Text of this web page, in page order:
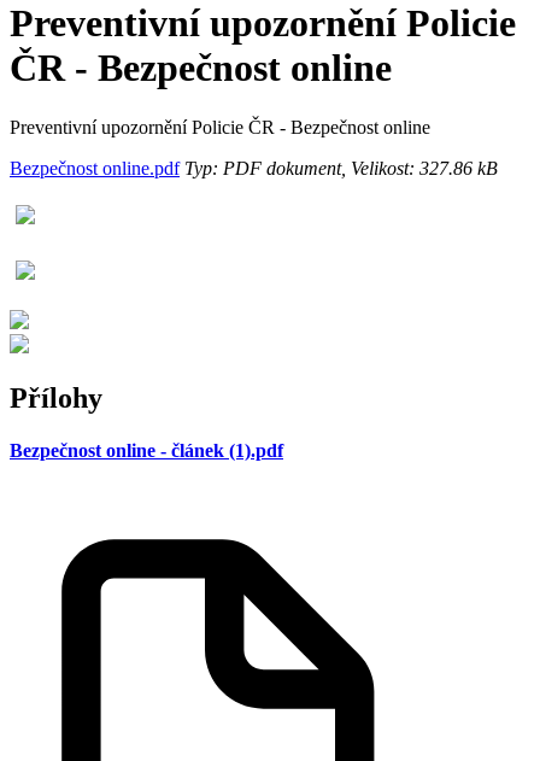
Preventivní upozornění Policie
ČR - Bezpečnost online
Preventivní upozornění Policie ČR - Bezpečnost online
Bezpečnost online.pdfTyp: PDF dokument, Velikost: 327.86 kB
Přílohy
Bezpečnost online - článek (1).pdf